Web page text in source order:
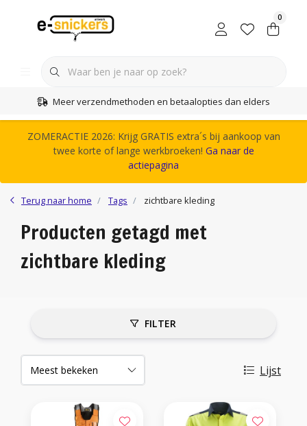
0
Meer verzendmethoden en betaalopties dan elders
ZOMERACTIE 2026: Krijg GRATIS extra´s bij aankoop van
twee korte of lange werkbroeken! Ga naar de
actiepagina
Terug naar home Tags zichtbare kleding
Producten getagd met
zichtbare kleding
FILTER
Lijst